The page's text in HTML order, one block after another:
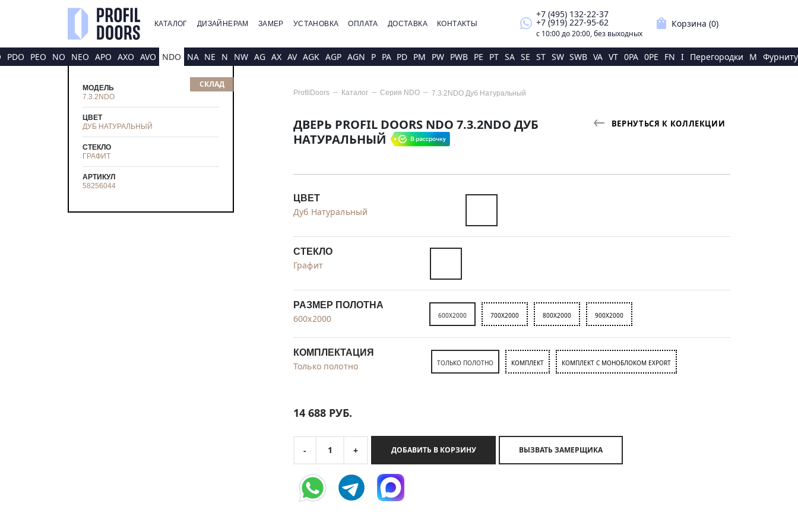
КАТАЛОГ ДИЗАЙНЕРАМ ЗАМЕР УСТАНОВКА ОПЛАТА ДОСТАВКА КОНТАКТЫ whatsapp
+7 (495) 132-22-37
+7 (919) 227-95-62
с 10:00 до 20:00, без выходных
shopping_bag Корзина (0)
PDO PEO NO NEO APO AXO AVO NDO NA NE N NW AG AX AV AGK AGP AGN P PA PD PM PW PWB PE PT SA SE ST SW SWB VA VT 0PA 0PE FN I Перегородки M
СКЛАД
МОДЕЛЬ
7.3.2NDO
ЦВЕТ
ДУБ НАТУРАЛЬНЫЙ
СТЕКЛО
ГРАФИТ
АРТИКУЛ
58256044
ProfilDoors Каталог Серия NDO 7.3.2NDO Дуб Натуральный
ДВЕРЬ PROFIL DOORS NDO 7.3.2NDO ДУБ
НАТУРАЛЬНЫЙ
ВЕРНУТЬСЯ К КОЛЛЕКЦИИ
ЦВЕТ
Дуб Натуральный
СТЕКЛО
Графит
РАЗМЕР ПОЛОТНА
600x2000 600X2000 700X2000 800X2000 900X2000
КОМПЛЕКТАЦИЯ
Только полотно ТОЛЬКО ПОЛОТНО КОМПЛЕКТ КОМПЛЕКТ С МОНОБЛОКОМ EXPORT
14 688 РУБ.
- 1 + ДОБАВИТЬ В КОРЗИНУ ВЫЗВАТЬ ЗАМЕРЩИКА